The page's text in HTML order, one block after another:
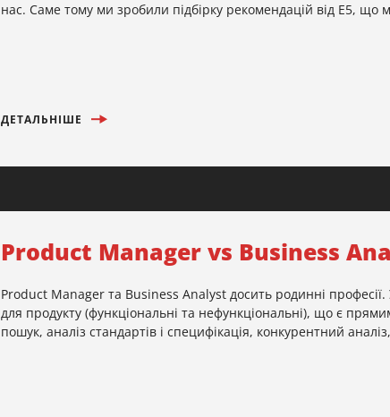
нас. Саме тому ми зробили підбірку рекомендацій від Е5, що
ДЕТАЛЬНІШЕ
Product Manager vs Business
Product Manager та Business Analyst досить родинні
для продукту (функціональні та нефункціональні), що є
пошук, аналіз стандартів і специфікація, конкурентний